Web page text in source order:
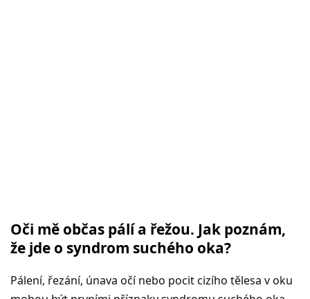
Oči mě občas pálí a řežou. Jak poznám,
že jde o syndrom suchého oka?
Pálení, řezání, únava očí nebo pocit cizího tělesa v oku